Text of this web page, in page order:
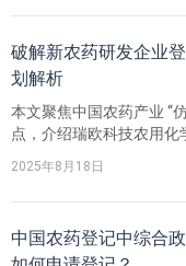
破解新农药研发企业
划解析
本文聚焦中国农药产业 “
点，介绍瑞欧科技农用化
性为登记关键，瑞欧构
的先导化合物优化、作
理、高阶风险评估、引进
2025年8月18日
中国农药登记中综合